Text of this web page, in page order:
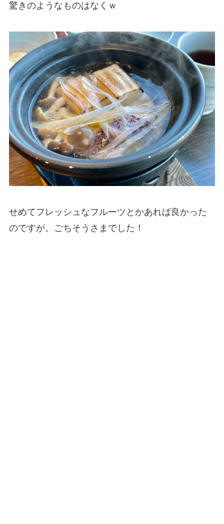
驚きのようなものはなくｗ
せめてフレッシュなフルーツとかあれば良かった
のですが。ごちそうさまでした！